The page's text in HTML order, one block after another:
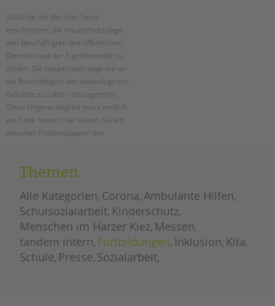
KONTAKT
Impressum
Datenschutz
Hinweisgebersystem
Intranet
2020 hat der Berliner Senat
beschlossen, die Hauptstadtzulage
den Beschäftigten des öffentlichen
Dienstes und der Eigenbetriebe zu
zahlen. Die Hauptstadtzulage nur an
die Beschäftigten der landeseigenen
Betriebe zu zahlen ist ungerecht.
Diese Ungerechtigkeit muss endlich
ein Ende haben! Hier finden Sie ein
aktuelles Positionspapier des
für alle!
weiterlesenneues
positionspapier
zur
hauptstadtzulage
für
alle
Themen
Alle Kategorien Corona Ambulante Hilfen
Schulsozialarbeit Kinderschutz
Menschen im Harzer Kiez Messen
tandem intern Fortbildungen Inklusion Kita
Schule Presse Sozialarbeit